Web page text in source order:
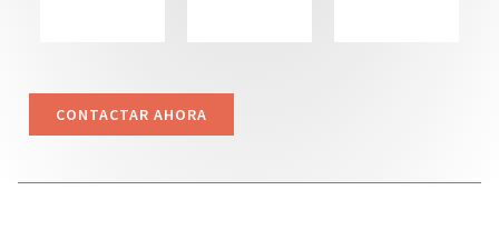
CONTACTAR AHORA